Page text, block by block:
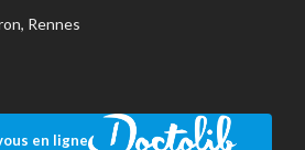
Rennes
en ligne